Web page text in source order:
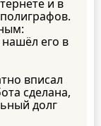
и в
его в
вписал
сделана,
долг